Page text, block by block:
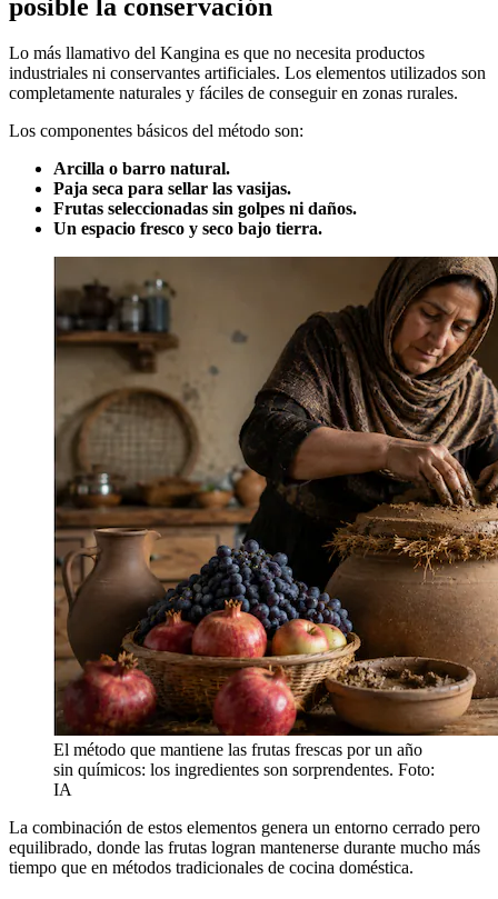
posible la conservación
Lo más llamativo del Kangina es que no necesita productos
industriales ni conservantes artificiales. Los elementos utilizados son
completamente naturales y fáciles de conseguir en zonas rurales.
Los componentes básicos del método son:
Arcilla o barro natural.
Paja seca para sellar las vasijas.
Frutas seleccionadas sin golpes ni daños.
Un espacio fresco y seco bajo tierra.
El método que mantiene las frutas frescas por un año
sin químicos: los ingredientes son sorprendentes. Foto:
IA
La combinación de estos elementos genera un entorno cerrado pero
equilibrado, donde las frutas logran mantenerse durante mucho más
tiempo que en métodos tradicionales de cocina doméstica.